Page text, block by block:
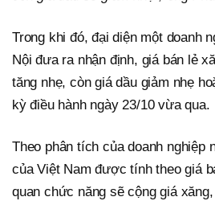
Trong khi đó, đại diện một doanh
Nội đưa ra nhận định, giá bán lẻ
tăng nhẹ, còn giá dầu giảm nhẹ
kỳ điều hành ngày 23/10 vừa qua.
Theo phân tích của doanh nghiệp
của Việt Nam được tính theo giá
quan chức năng sẽ cộng giá